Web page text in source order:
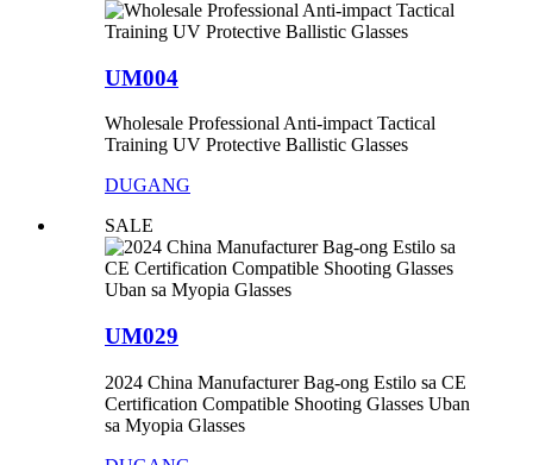
UM004
Wholesale Professional Anti-impact Tactical
Training UV Protective Ballistic Glasses
DUGANG
SALE
UM029
2024 China Manufacturer Bag-ong Estilo sa CE
Certification Compatible Shooting Glasses Uban
sa Myopia Glasses